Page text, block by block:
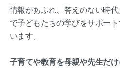
情報があふれ、答えのない時
で子どもたちの学びをサポー
います。
子育てや教育を母親や先生だ